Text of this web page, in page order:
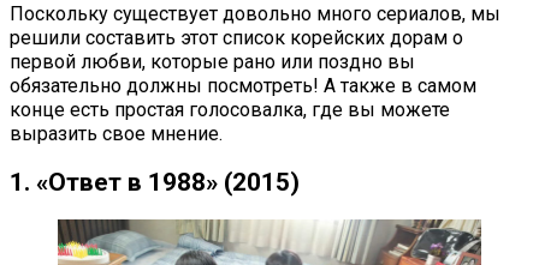
Поскольку существует довольно много сериалов, мы
решили составить этот список корейских дорам о
первой любви, которые рано или поздно вы
обязательно должны посмотреть! А также в самом
конце есть простая голосовалка, где вы можете
выразить свое мнение.
1. «Ответ в 1988» (2015)